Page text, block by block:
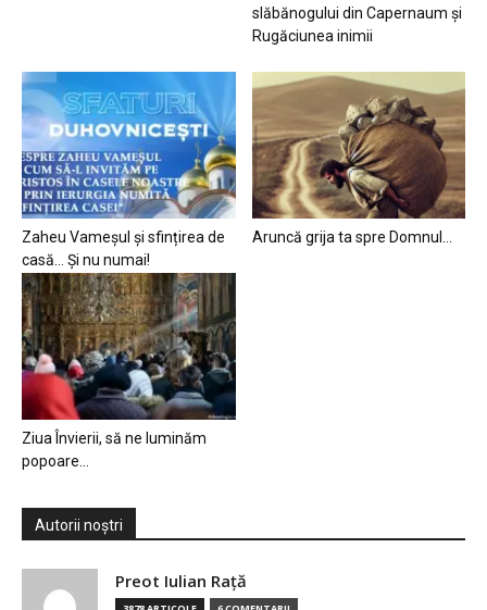
slăbănogului din Capernaum și
Rugăciunea inimii
Zaheu Vameșul și sfințirea de
casă… Și nu numai!
Aruncă grija ta spre Domnul…
Ziua Învierii, să ne luminăm
popoare…
Autorii noștri
Preot Iulian Raţă